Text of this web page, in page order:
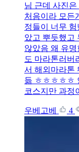
님 근데 사진
처음이라 모든
정들이 너무
았고 뿌듯했고
않았음 왜 유
도 마라톤러버
서 해외마라톤
듦 ㅎㅎㅎㅎㅎ
코스지만 과정
우베고베 4